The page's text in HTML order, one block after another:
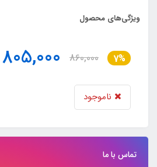
ویژگی‌های محصول
7%
860,000
805,000
ناموجود
تماس با ما